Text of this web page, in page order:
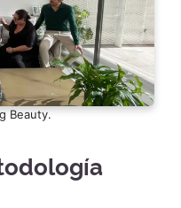
Beauty.